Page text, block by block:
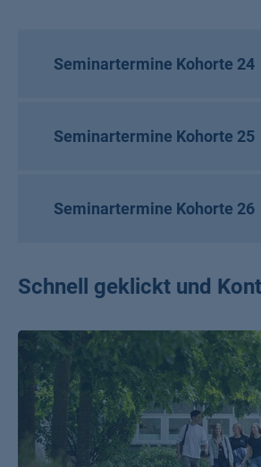
Seminartermine Kohorte 24
Seminartermine Kohorte 25
Seminartermine Kohorte 26
Schnell geklickt und